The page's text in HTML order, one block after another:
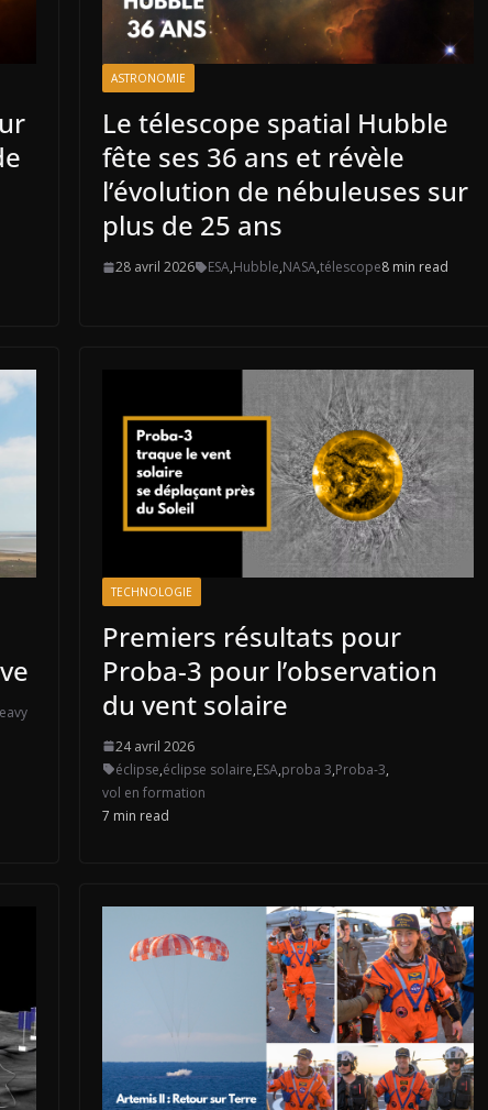
ASTRONOMIE
Le télescope spatial Hubble
fête ses 36 ans et révèle
l’évolution de nébuleuses sur
plus de 25 ans
28 avril 2026 ESA,Hubble,NASA,télescope8 min read
TECHNOLOGIE
Premiers résultats pour
Proba-3 pour l’observation
du vent solaire
24 avril 2026
éclipse,éclipse solaire,ESA,proba 3,Proba-3,
vol en formation
7 min read